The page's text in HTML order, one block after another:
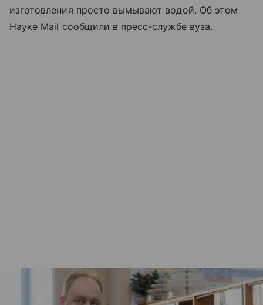
изготовления просто вымывают водой. Об этом
Науке Mail сообщили в пресс-службе вуза.